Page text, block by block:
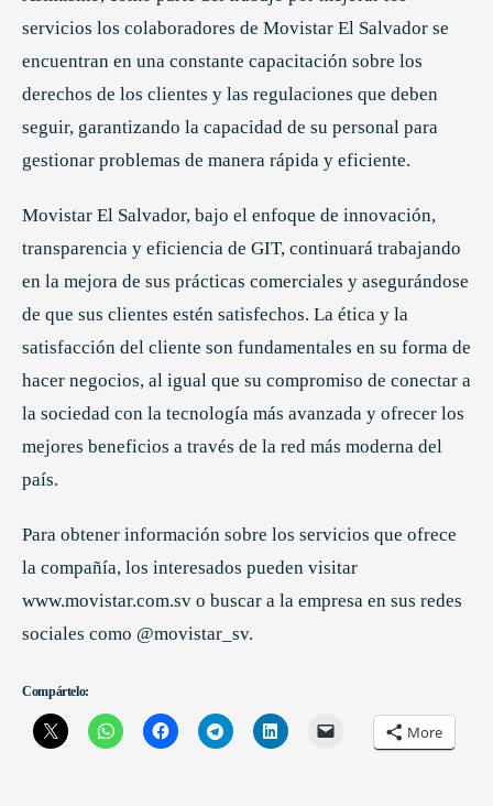
servicios los colaboradores de Movistar El Salvador se
encuentran en una constante capacitación sobre los
derechos de los clientes y las regulaciones que deben
seguir, garantizando la capacidad de su personal para
gestionar problemas de manera rápida y eficiente.
Movistar El Salvador, bajo el enfoque de innovación,
transparencia y eficiencia de GIT, continuará trabajando
en la mejora de sus prácticas comerciales y asegurándose
de que sus clientes estén satisfechos. La ética y la
satisfacción del cliente son fundamentales en su forma de
hacer negocios, al igual que su compromiso de conectar a
la sociedad con la tecnología más avanzada y ofrecer los
mejores beneficios a través de la red más moderna del
país.
Para obtener información sobre los servicios que ofrece
la compañía, los interesados pueden visitar
www.movistar.com.sv o buscar a la empresa en sus redes
sociales como @movistar_sv.
Compártelo:
More